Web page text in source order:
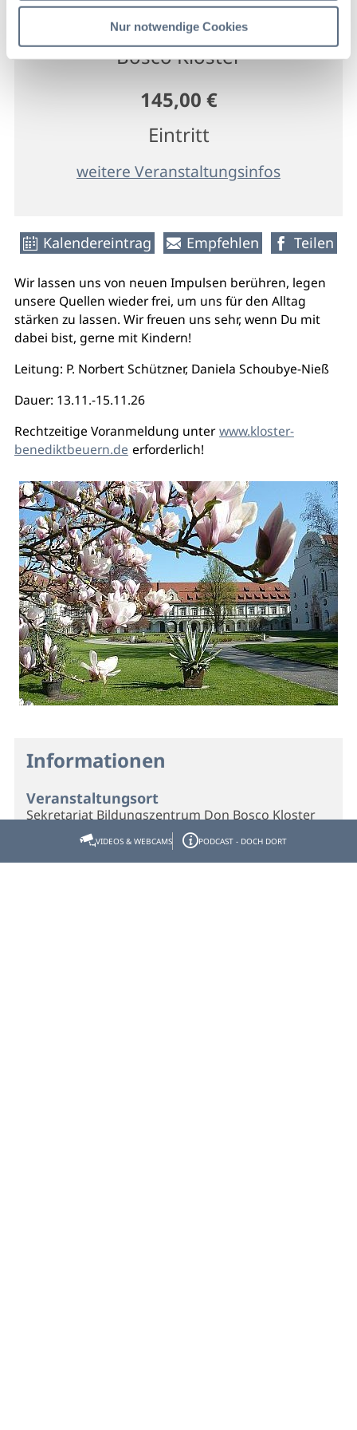
Nur notwendige Cookies
Sekretariat Bildungszentrum Don
Bosco Kloster
145,00 €
Eintritt
weitere Veranstaltungsinfos
Kalendereintrag Empfehlen Teilen
Wir lassen uns von neuen Impulsen berühren, legen
unsere Quellen wieder frei, um uns für den Alltag
stärken zu lassen. Wir freuen uns sehr, wenn Du mit
dabei bist, gerne mit Kindern!
Leitung: P. Norbert Schützner, Daniela Schoubye-Nieß
Dauer: 13.11.-15.11.26
Rechtzeitige Voranmeldung unterwww.kloster-
benediktbeuern.de erforderlich!
Informationen
Veranstaltungsort
Sekretariat Bildungszentrum Don Bosco Kloster
Don-Bosco-Str. 1
83671 Benediktbeuern
VIDEOS & WEBCAMS PODCAST - DOCH DORT